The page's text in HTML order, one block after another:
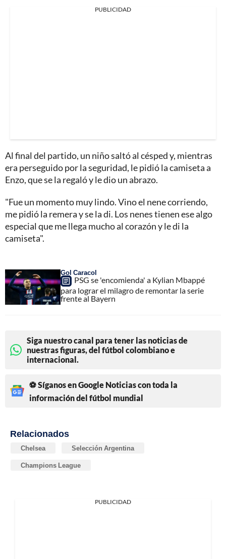
PUBLICIDAD
Al final del partido, un niño saltó al césped y, mientras
era perseguido por la seguridad, le pidió la camiseta a
Enzo, que se la regaló y le dio un abrazo.
"Fue un momento muy lindo. Vino el nene corriendo,
me pidió la remera y se la di. Los nenes tienen ese algo
especial que me llega mucho al corazón y le di la
camiseta".
Gol Caracol
PSG se 'encomienda' a Kylian Mbappé
para lograr el milagro de remontar la serie
frente al Bayern
Siga nuestro canal para tener las noticias de
nuestras figuras, del fútbol colombiano e
internacional.
⚽ Síganos en Google Noticias con toda la
información del fútbol mundial
Relacionados
Chelsea Selección Argentina
Champions League
PUBLICIDAD